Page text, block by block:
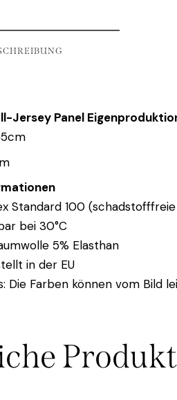
Jersey Panel
Standard 100
bei 30°C
5% Elasthan
in der EU
Die Farben können vom Bild